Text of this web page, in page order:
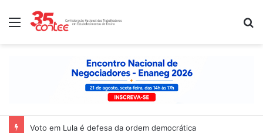
Menu
Voto em Lula é defesa da ordem democrática